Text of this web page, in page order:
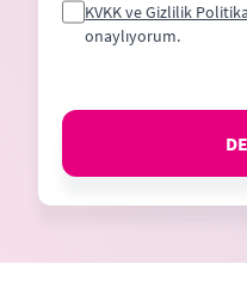
KVKK ve Gizlilik
onaylıyorum.